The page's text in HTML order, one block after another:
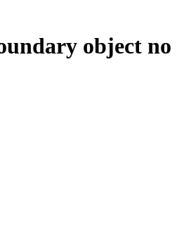
object